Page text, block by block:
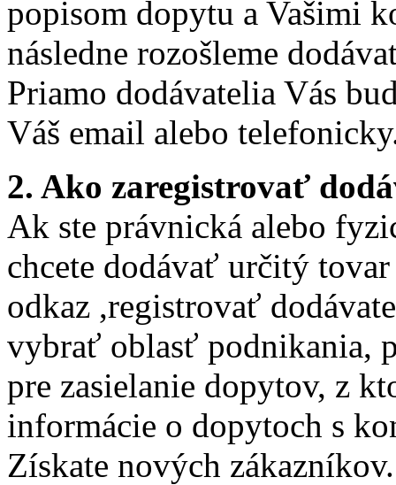
popisom dopytu a Vašimi
následne rozošleme
Priamo dodávatelia Vás
Váš email alebo
2. Ako zaregistrovať
Ak ste právnická alebo
chcete dodávať určitý
odkaz ,registrovať
vybrať oblasť podnikania,
pre zasielanie dopytov, z
informácie o dopytoch s
Získate nových zákazníkov.